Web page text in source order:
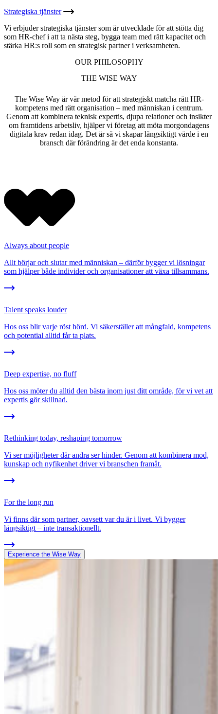
Strategiska tjänster
Vi erbjuder strategiska tjänster som är utvecklade för att stötta dig
som HR-chef i att ta nästa steg, bygga team med rätt kapacitet och
stärka HR:s roll som en strategisk partner i verksamheten.
OUR PHILOSOPHY
THE WISE WAY
The Wise Way är vår metod för att strategiskt matcha rätt HR-
kompetens med rätt organisation – med människan i centrum.
Genom att kombinera teknisk expertis, djupa relationer och insikter
om framtidens arbetsliv, hjälper vi företag att möta morgondagens
digitala krav redan idag. Det är så vi skapar långsiktigt värde i en
bransch där förändring är det enda konstanta.
Always about people
Allt börjar och slutar med människan – därför bygger vi lösningar
som hjälper både individer och organisationer att växa tillsammans.
Talent speaks louder
Hos oss blir varje röst hörd. Vi säkerställer att mångfald, kompetens
och potential alltid får ta plats.
Deep expertise, no fluff
Hos oss möter du alltid den bästa inom just ditt område, för vi vet att
expertis gör skillnad.
Rethinking today, reshaping tomorrow
Vi ser möjligheter där andra ser hinder. Genom att kombinera mod,
kunskap och nyfikenhet driver vi branschen framåt.
For the long run
Vi finns där som partner, oavsett var du är i livet. Vi bygger
långsiktigt – inte transaktionellt.
Experience the Wise Way